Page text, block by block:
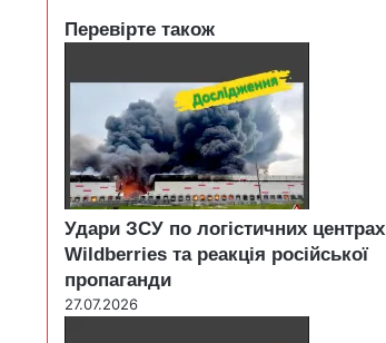
Перевірте також
Удари ЗСУ по логістичних центрах
Wildberries та реакція російської
пропаганди
27.07.2026